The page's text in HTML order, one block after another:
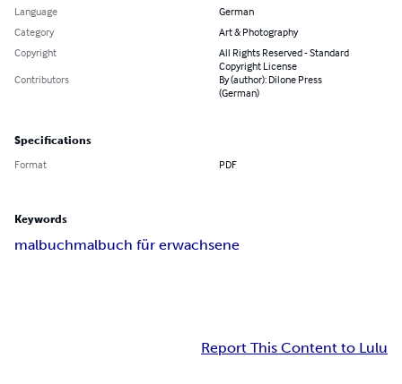
Language
German
Category
Art & Photography
Copyright
All Rights Reserved - Standard
Copyright License
Contributors
By (author): Dilone Press
(German)
Specifications
Format PDF
Keywords
malbuchmalbuch für erwachsene
Report This Content to Lulu